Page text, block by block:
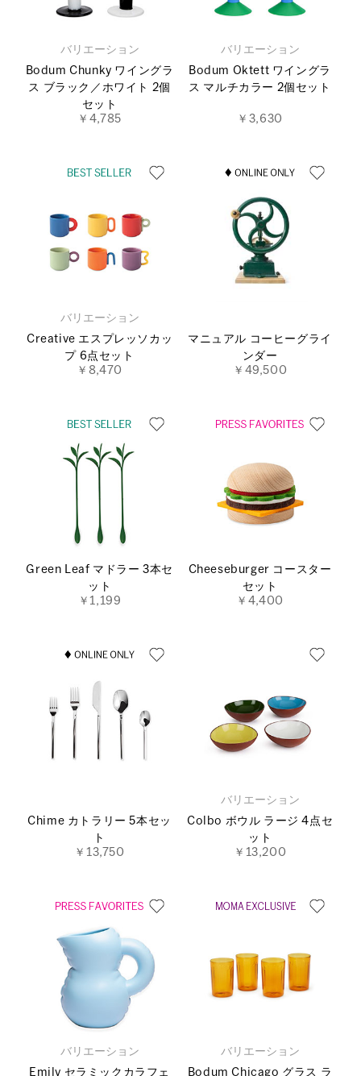
バリエーション
Bodum Chunky ワイングラ
ス ブラック／ホワイト 2個
セット
￥4,785
バリエーション
Bodum Oktett ワイングラ
ス マルチカラー 2個セット
￥3,630
バリエーション
Creative エスプレッソカッ
プ 6点セット
￥8,470
マニュアル コーヒーグライ
ンダー
￥49,500
Green Leaf マドラー 3本セ
ット
￥1,199
Cheeseburger コースター
セット
￥4,400
Chime カトラリー 5本セッ
ト
￥13,750
バリエーション
Colbo ボウル ラージ 4点セ
ット
￥13,200
バリエーション
Emily セラミックカラフェ
バリエーション
Bodum Chicago グラス ラ